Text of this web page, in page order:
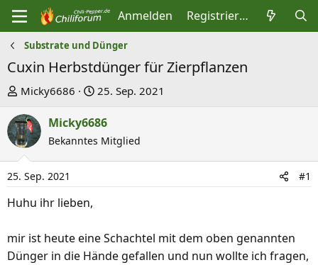
Anmelden Registrieren
Substrate und Dünger
Cuxin Herbstdünger für Zierpflanzen
E
s
t
e
l
e
Micky6686
E
s
t
e
m
25. Sep. 2021
Micky6686
Bekanntes Mitglied
25. Sep. 2021 #1
Huhu ihr lieben,
mir ist heute eine Schachtel mit dem oben genannten
Dünger in die Hände gefallen und nun wollte ich fragen,